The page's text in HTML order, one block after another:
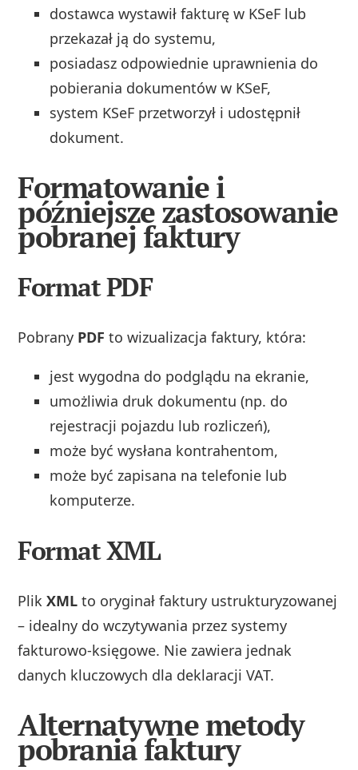
dostawca wystawił fakturę w KSeF lub
przekazał ją do systemu,
posiadasz odpowiednie uprawnienia do
pobierania dokumentów w KSeF,
system KSeF przetworzył i udostępnił
dokument.
Formatowanie i
późniejsze zastosowanie
pobranej faktury
Format PDF
Pobrany PDF to wizualizacja faktury, która:
jest wygodna do podglądu na ekranie,
umożliwia druk dokumentu (np. do
rejestracji pojazdu lub rozliczeń),
może być wysłana kontrahentom,
może być zapisana na telefonie lub
komputerze.
Format XML
PlikXML to oryginał faktury ustrukturyzowanej
– idealny do wczytywania przez systemy
fakturowo-księgowe. Nie zawiera jednak
danych kluczowych dla deklaracji VAT.
Alternatywne metody
pobrania faktury